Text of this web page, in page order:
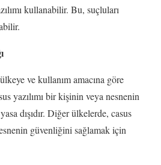
kullanabilir. Bu, suçluları
ve kullanım amacına göre
yazılımı bir kişinin veya nesnenin
dışıdır. Diğer ülkelerde, casus
güvenliğini sağlamak için